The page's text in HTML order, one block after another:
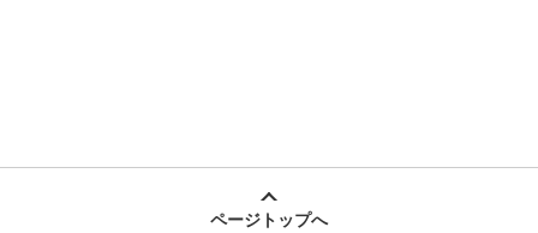
ページトップへ